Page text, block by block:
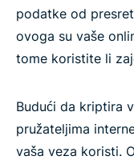
podatke od
ovoga su vaše
tome koristite li
Budući da kriptira
pružateljima
vaša veza koristi.